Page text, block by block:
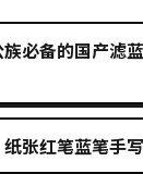
必备的国产滤
张红笔蓝笔手